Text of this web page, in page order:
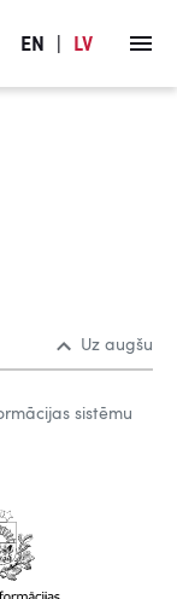
EN LV
Uz augšu
sistēmu